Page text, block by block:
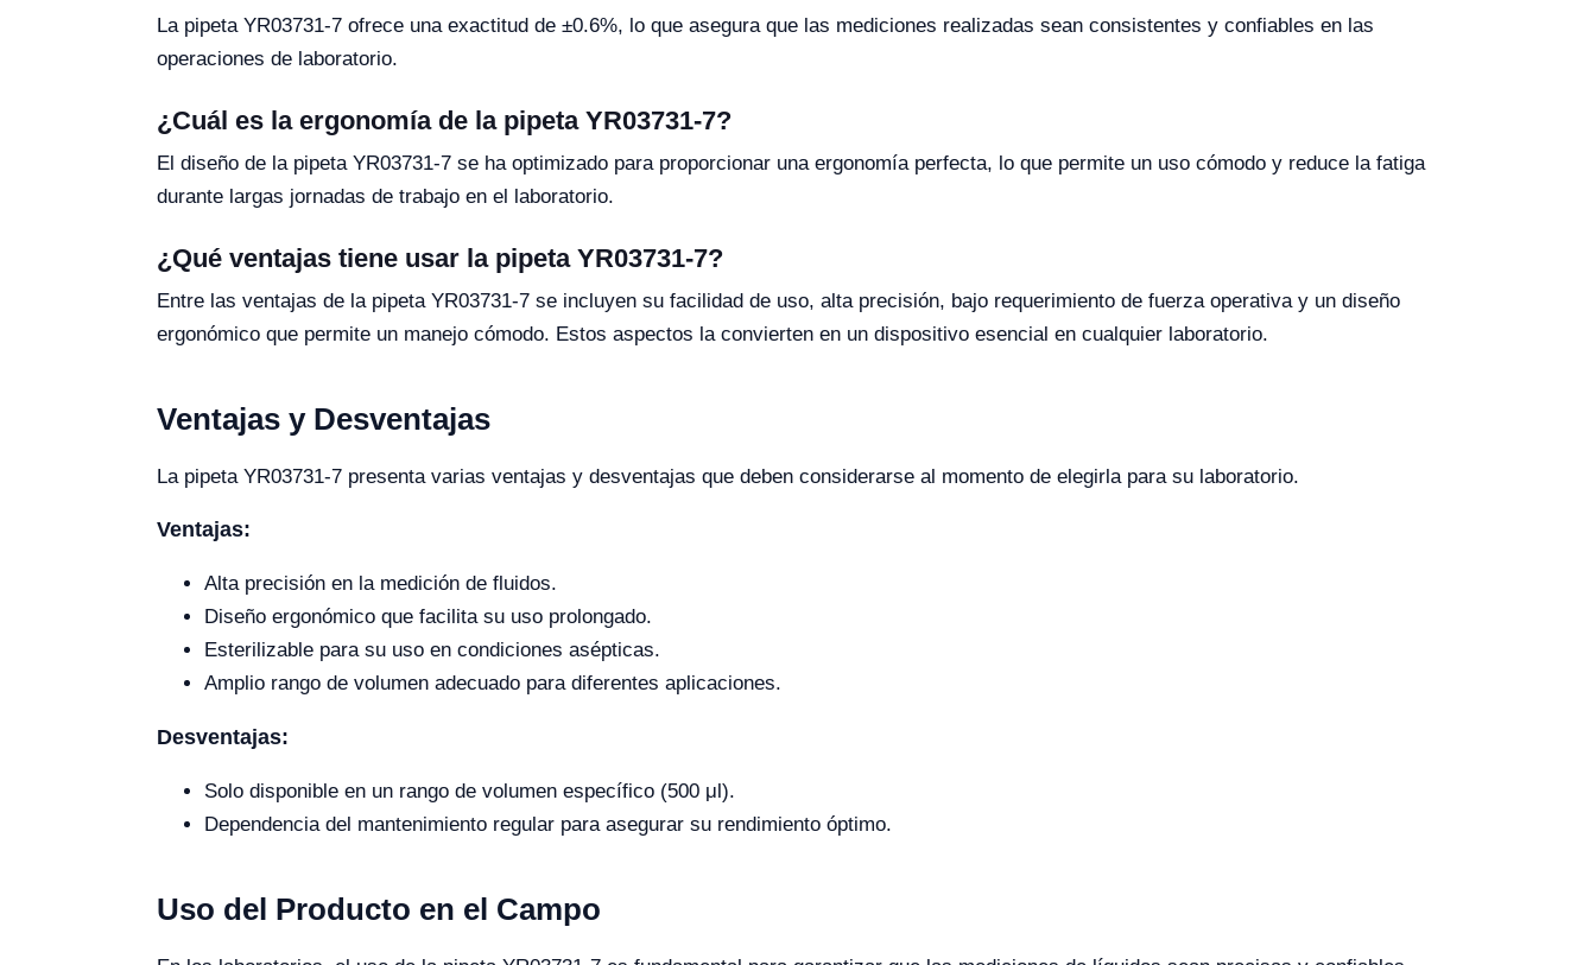
La pipeta YR03731-7 ofrece una exactitud de ±0.6%, lo que asegura que las mediciones realizadas sean consistentes y confiables en las
operaciones de laboratorio.
¿Cuál es la ergonomía de la pipeta YR03731-7?
El diseño de la pipeta YR03731-7 se ha optimizado para proporcionar una ergonomía perfecta, lo que permite un uso cómodo y reduce la fatiga
durante largas jornadas de trabajo en el laboratorio.
¿Qué ventajas tiene usar la pipeta YR03731-7?
Entre las ventajas de la pipeta YR03731-7 se incluyen su facilidad de uso, alta precisión, bajo requerimiento de fuerza operativa y un diseño
ergonómico que permite un manejo cómodo. Estos aspectos la convierten en un dispositivo esencial en cualquier laboratorio.
Ventajas y Desventajas
La pipeta YR03731-7 presenta varias ventajas y desventajas que deben considerarse al momento de elegirla para su laboratorio.
Ventajas:
Alta precisión en la medición de fluidos.
Diseño ergonómico que facilita su uso prolongado.
Esterilizable para su uso en condiciones asépticas.
Amplio rango de volumen adecuado para diferentes aplicaciones.
Desventajas:
Solo disponible en un rango de volumen específico (500 μl).
Dependencia del mantenimiento regular para asegurar su rendimiento óptimo.
Uso del Producto en el Campo